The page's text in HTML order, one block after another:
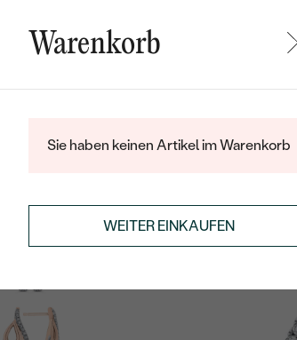
SOMMER-BLACK-FRIDAY: -25
ÜBER UNS MAGAZINSCHMUCK NACH MASS
GOLDSCHMUCK-SETS
Warenkorb
Sie haben keinen Artikel im Warenkorb
WEITER EINKAUFEN